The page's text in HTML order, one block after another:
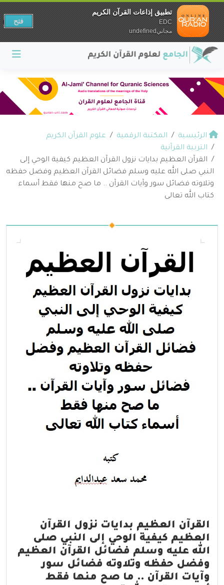
الرئيسية المكتبة الرقمية
علوم القرآن الكريم
التربية القرآنية
القرآن العظيم بدايات نزول القرآن العظيم كيفية الوحي إلى
النبي صلى الله عليه وسلم فضائل القرآن العظيم وفضل حفظه
وتلاوته فضائل سور وآيات القرآن .. ما صح منها فقط أسماء
كتاب الله تعالى
القرآن العظيم بدايات نزول القرآن
العظيم كيفية الوحي إلى النبي صلى
الله عليه وسلم فضائل القرآن العظيم
وفضل حفظه وتلاوته فضائل سور
وآيات القرآن .. ما صح منها فقط
تطبيق إذاعات القرآن الكريم
EDC
مجانيundefined
فتح